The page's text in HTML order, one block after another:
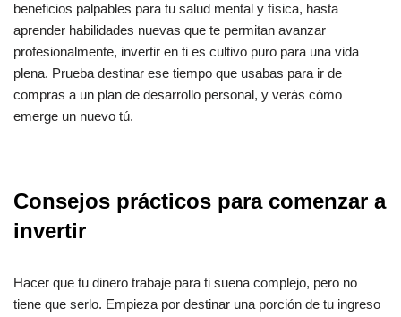
beneficios palpables para tu salud mental y física, hasta
aprender habilidades nuevas que te permitan avanzar
profesionalmente, invertir en ti es cultivo puro para una vida
plena. Prueba destinar ese tiempo que usabas para ir de
compras a un plan de desarrollo personal, y verás cómo
emerge un nuevo tú.
Consejos prácticos para comenzar a
invertir
Hacer que tu dinero trabaje para ti suena complejo, pero no
tiene que serlo. Empieza por destinar una porción de tu ingreso